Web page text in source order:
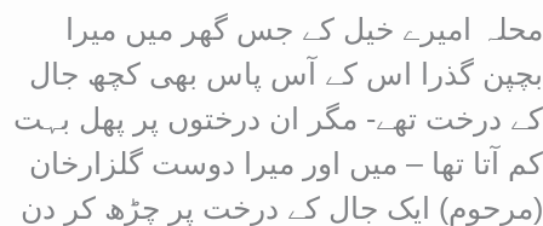
محلہ امیرے خیل کے جس گھر میں میرا
بچپن گذرا اس کے آس پاس بھی کچھ جال
کے درخت تھے- مگر ان درختوں پر پھل بہت
کم آتا تھا – میں اور میرا دوست گلزارخان
(مرحوم) ایک جال کے درخت پر چڑھ کر دن